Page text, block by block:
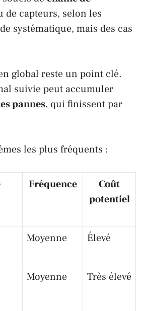
de capteurs, selon les
systématique, mais des cas
global reste un point clé.
suivie peut accumuler
pannes, qui finissent par
les plus fréquents :
Fréquence
Coût
potentiel
Moyenne Élevé
Moyenne Très élevé